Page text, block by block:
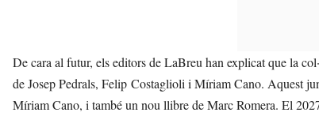
De cara al futur, els editors de LaBreu han explicat que la
de Josep Pedrals, Felip Costaglioli i Míriam Cano. Aquest
Míriam Cano, i també un nou llibre de Marc Romera. El